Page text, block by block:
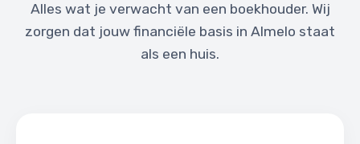
Alles wat je verwacht van een boekhouder. Wij
zorgen dat jouw financiële basis in Almelo staat
als een huis.